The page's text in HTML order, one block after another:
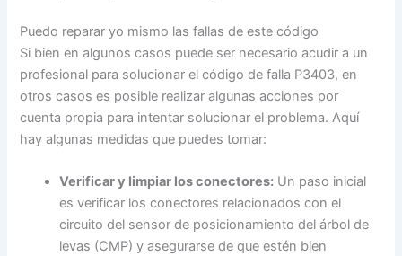
Puedo reparar yo mismo las fallas de este código
Si bien en algunos casos puede ser necesario acudir a un
profesional para solucionar el código de falla P3403, en
otros casos es posible realizar algunas acciones por
cuenta propia para intentar solucionar el problema. Aquí
hay algunas medidas que puedes tomar:
Verificar y limpiar los conectores: Un paso inicial
es verificar los conectores relacionados con el
circuito del sensor de posicionamiento del árbol de
levas (CMP) y asegurarse de que estén bien